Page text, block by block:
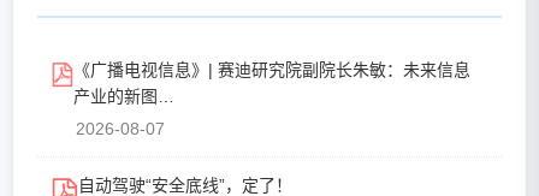
《广播电视信息》| 赛迪研究院副院长朱敏：未来信息
产业的新图…
2026-08-07
自动驾驶“安全底线”，定了！